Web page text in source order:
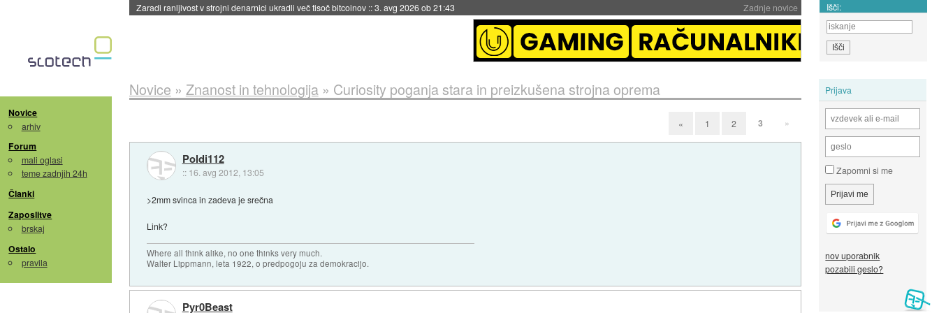
Zadnje novice
Zaradi ranljivost v strojni denarnici ukradli več tisoč bitcoinov ::3. avg 2026 ob 21:43 Išči:
Novice
arhiv
Forum
mali oglasi
teme zadnjih 24h
Članki
Zaposlitve
brskaj
Ostalo
pravila
Prijava
Zapomni si me
nov uporabnik
pozabili geslo?
Novice » Znanost in tehnologija» Curiosity poganja stara in preizkušena strojna oprema
« 1 2 3 »
Poldi112
:: 16. avg 2012, 13:05
>2mm svinca in zadeva je srečna
Link?
Where all think alike, no one thinks very much.
Walter Lippmann, leta 1922, o predpogoju za demokracijo.
Pyr0Beast